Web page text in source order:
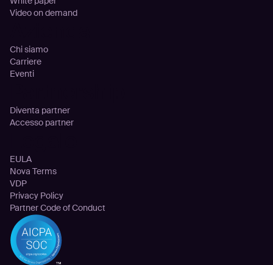
Video on demand
Chi siamo
Carriere
Eventi
Diventa partner
Accesso partner
EULA
Nova Terms
VDP
Privacy Policy
Partner Code of Conduct